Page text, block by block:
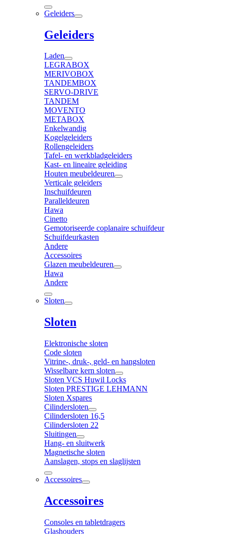
Geleiders
Geleiders
Laden
LEGRABOX
MERIVOBOX
TANDEMBOX
SERVO-DRIVE
TANDEM
MOVENTO
METABOX
Enkelwandig
Kogelgeleiders
Rollengeleiders
Tafel- en werkbladgeleiders
Kast- en lineaire geleiding
Houten meubeldeuren
Verticale geleiders
Inschuifdeuren
Paralleldeuren
Hawa
Cinetto
Gemotoriseerde coplanaire schuifdeur
Schuifdeurkasten
Andere
Accessoires
Glazen meubeldeuren
Hawa
Andere
Sloten
Sloten
Elektronische sloten
Code sloten
Vitrine-, druk-, geld- en hangsloten
Wisselbare kern sloten
Sloten VCS Huwil Locks
Sloten PRESTIGE LEHMANN
Sloten Xspares
Cilindersloten
Cilindersloten 16,5
Cilindersloten 22
Sluitingen
Hang- en sluitwerk
Magnetische sloten
Aanslagen, stops en slaglijsten
Accessoires
Accessoires
Consoles en tabletdragers
Glashouders